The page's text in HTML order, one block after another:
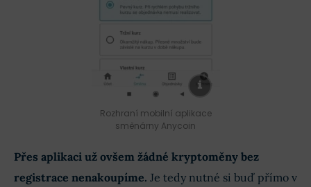
Rozhraní mobilní aplikace
směnárny Anycoin
Přes aplikaci už ovšem žádné kryptoměny bez
registrace nenakoupíme. Je tedy nutné si buď přímo v